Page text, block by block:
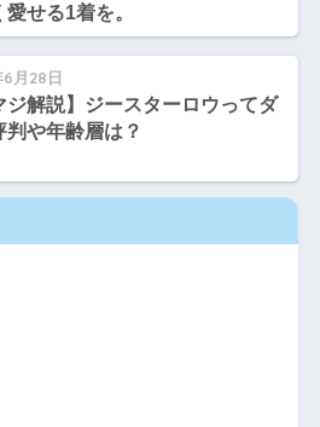
せる1着を。
月28日
ジ解説】ジースターロウってダ
判や年齢層は？